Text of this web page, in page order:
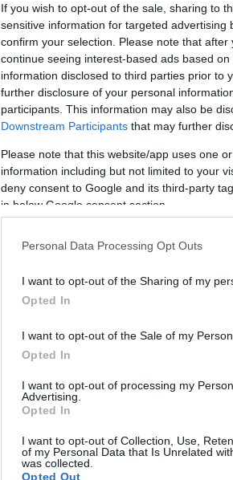
If you wish to opt-out of the sale, sharing to
sensitive information for targeted
confirm your selection. Please note that
continue seeing interest-based ads based
information disclosed to third parties prior to
further disclosure of your personal
participants. This information may also be
Downstream Participants that may further
Please note that this website/app uses one
information including but not limited to your
deny consent to Google and its third-party
in below Google consent section.
Personal Data Processing Opt Outs
I want to opt-out of the Sharing of my
Opted In
I want to opt-out of the Sale of my
Opted In
I want to opt-out of processing my
Advertising.
Opted In
I want to opt-out of Collection, Use,
of my Personal Data that Is Unrelated
was collected.
Opted Out